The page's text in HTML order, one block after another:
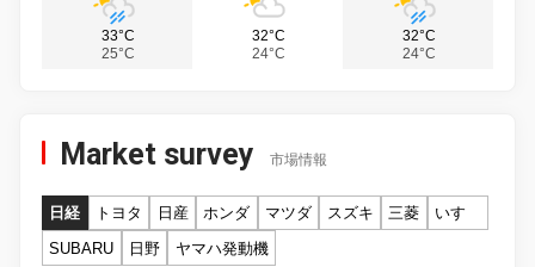
33°C
25°C
32°C
24°C
32°C
24°C
Market survey 市場情報
日経 トヨタ 日産 ホンダ マツダ スズキ 三菱
いすゞ
SUBARU
日野 ヤマハ発動機